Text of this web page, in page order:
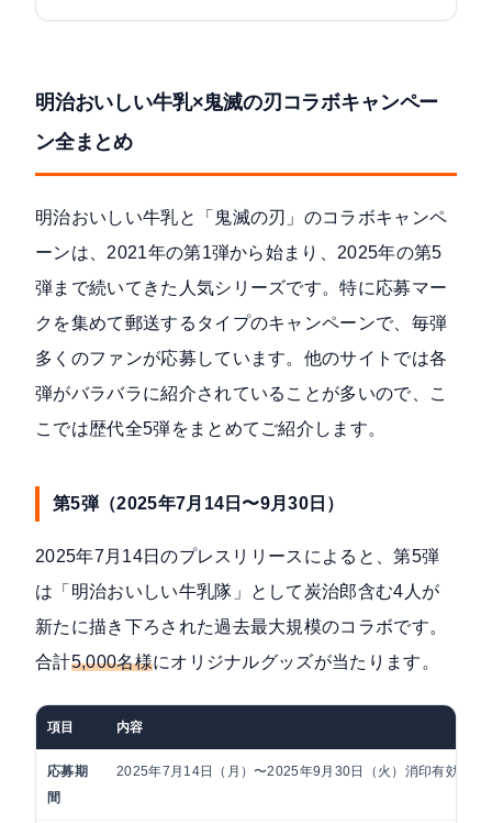
明治おいしい牛乳×鬼滅の刃コラボキャンペー
ン全まとめ
明治おいしい牛乳と「鬼滅の刃」のコラボキャンペ
ーンは、2021年の第1弾から始まり、2025年の第5
弾まで続いてきた人気シリーズです。特に応募マー
クを集めて郵送するタイプのキャンペーンで、毎弾
多くのファンが応募しています。他のサイトでは各
弾がバラバラに紹介されていることが多いので、こ
こでは歴代全5弾をまとめてご紹介します。
第5弾（2025年7月14日〜9月30日）
2025年7月14日のプレスリリース によると、第5弾
は「明治おいしい牛乳隊」として炭治郎含む4人が
新たに描き下ろされた過去最大規模のコラボです。
合計5,000名様にオリジナルグッズが当たります。
項目 内容
応募期
間
2025年7月14日（月）〜2025年9月30日（火）消印有効